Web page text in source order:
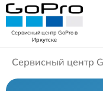
Сервисный центр GoProв
Иркутске
Сервисный центр